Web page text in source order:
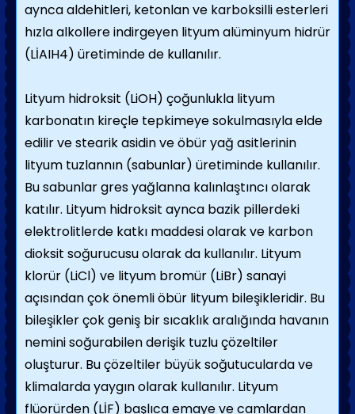
aynca aldehitleri, ketonlan ve karboksilli esterleri
hızla alkollere indirgeyen lityum alüminyum hidrür
(LİAIH4) üretiminde de kullanılır.
Lityum hidroksit (LiOH) çoğunlukla lityum
karbonatın kireçle tepkimeye sokulmasıyla elde
edilir ve stearik asidin ve öbür yağ asitlerinin
lityum tuzlannın (sabunlar) üretiminde kullanılır.
Bu sabunlar gres yağlanna kalınlaştıncı olarak
katılır. Lityum hidroksit aynca bazik pillerdeki
elektrolitlerde katkı maddesi olarak ve karbon
dioksit soğurucusu olarak da kullanılır. Lityum
klorür (LiCl) ve lityum bromür (LiBr) sanayi
açısından çok önemli öbür lityum bileşikleridir. Bu
bileşikler çok geniş bir sıcaklık aralığında havanın
nemini soğurabilen derişik tuzlu çözeltiler
oluşturur. Bu çözeltiler büyük soğutucularda ve
klimalarda yaygın olarak kullanılır. Lityum
flüorürden (LİF) başlıca emaye ve camlardan